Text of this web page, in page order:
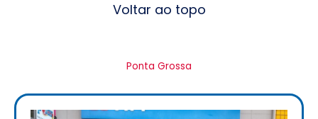
Voltar ao topo
Ponta Grossa